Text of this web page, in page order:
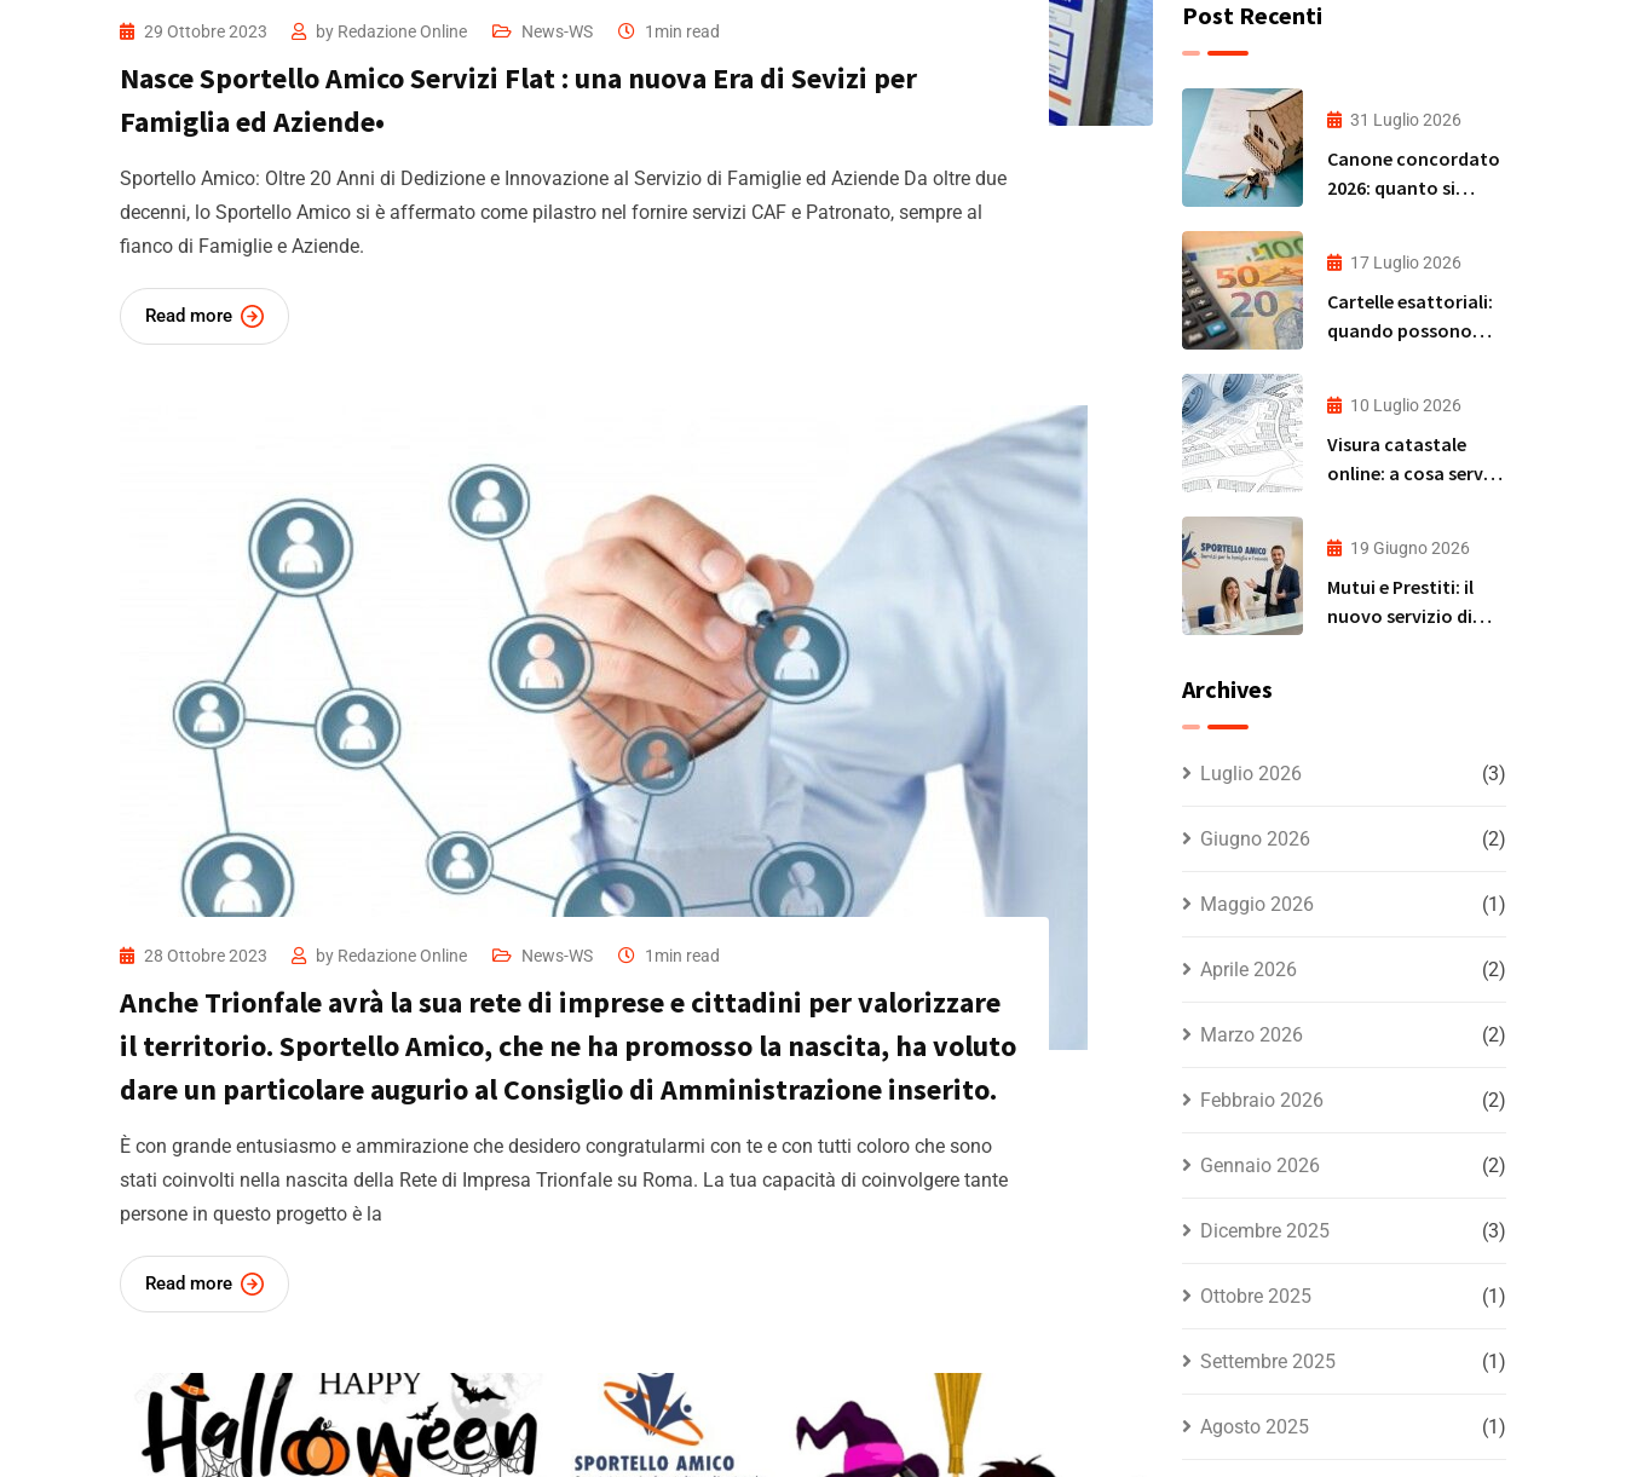
29 Ottobre 2023 by Redazione Online News-WS 1min read
Nasce Sportello Amico Servizi Flat : una nuova Era di Sevizi per
Famiglia ed Aziende•
Sportello Amico: Oltre 20 Anni di Dedizione e Innovazione al Servizio di Famiglie ed Aziende Da oltre due
decenni, lo Sportello Amico si è affermato come pilastro nel fornire servizi CAF e Patronato, sempre al
fianco di Famiglie e Aziende.
Read more
28 Ottobre 2023 by Redazione Online News-WS 1min read
Anche Trionfale avrà la sua rete di imprese e cittadini per valorizzare
il territorio. Sportello Amico, che ne ha promosso la nascita, ha voluto
dare un particolare augurio al Consiglio di Amministrazione inserito.
È con grande entusiasmo e ammirazione che desidero congratularmi con te e con tutti coloro che sono
stati coinvolti nella nascita della Rete di Impresa Trionfale su Roma. La tua capacità di coinvolgere tante
persone in questo progetto è la
Read more
Post Recenti
31 Luglio 2026
Canone concordato
2026: quanto si
17 Luglio 2026
Cartelle esattoriali:
quando possono
verificare la propria
situazione in modo
rapido e gratuito
10 Luglio 2026
Visura catastale
online: a cosa serve,
pochi minuti
19 Giugno 2026
Mutui e Prestiti: il
nuovo servizio di
Archives
Luglio 2026 (3)
Giugno 2026 (2)
Maggio 2026 (1)
Aprile 2026 (2)
Marzo 2026 (2)
Febbraio 2026 (2)
Gennaio 2026 (2)
Dicembre 2025 (3)
Ottobre 2025 (1)
Settembre 2025 (1)
Agosto 2025 (1)